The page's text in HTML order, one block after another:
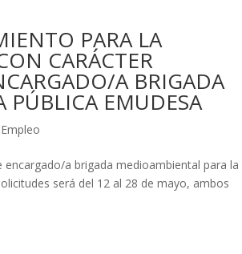
PARA LA
CARÁCTER
A BRIGADA
PÚBLICA EMUDESA
a brigada medioambiental para la
será del 12 al 28 de mayo, ambos